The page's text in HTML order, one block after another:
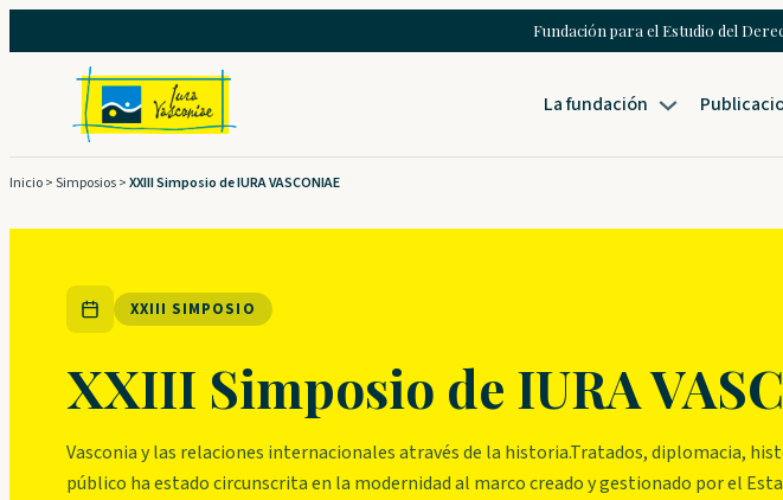
al
contenido
Fundación para el Estudio del
La fundación
Inicio>Simposios>XXIII Simposio de IURA VASCONIAE
XXIII SIMPOSIO
XXIII Simposio de IURA
Vasconia y las relaciones internacionales através de la historia.Tratados, diplomacia,
público ha estado circunscrita en la modernidad al marco creado y gestionado por el